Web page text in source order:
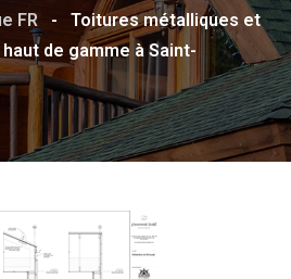
FR -
Toitures métalliques et
de gamme à Saint-